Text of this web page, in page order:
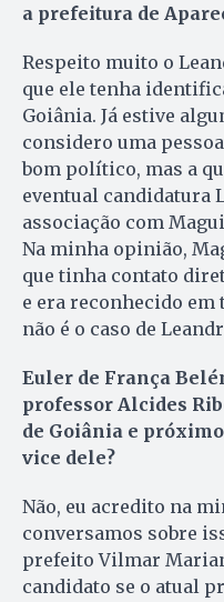
a prefeitura de
Respeito muito o
que ele tenha
Goiânia. Já estive
considero uma
bom político, mas a
eventual candidatura
associação com
Na minha opinião,
que tinha contato
e era reconhecido em
não é o caso de
Euler de França
professor Alcides
de Goiânia e
vice dele?
Não, eu acredito na
conversamos sobre
prefeito Vilmar
candidato se o atual